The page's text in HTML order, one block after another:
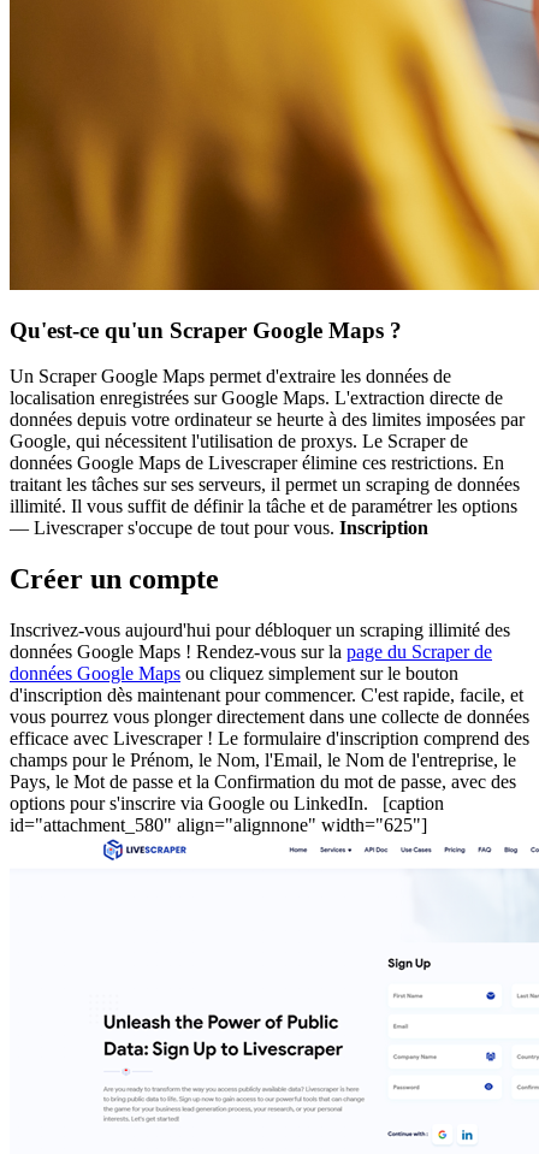
Qu'est-ce qu'un Scraper Google Maps ?
Un Scraper Google Maps permet d'extraire les données de
localisation enregistrées sur Google Maps. L'extraction directe de
données depuis votre ordinateur se heurte à des limites imposées par
Google, qui nécessitent l'utilisation de proxys. Le Scraper de
données Google Maps de Livescraper élimine ces restrictions. En
traitant les tâches sur ses serveurs, il permet un scraping de données
illimité. Il vous suffit de définir la tâche et de paramétrer les options
— Livescraper s'occupe de tout pour vous. Inscription
Créer un compte
Inscrivez-vous aujourd'hui pour débloquer un scraping illimité des
données Google Maps ! Rendez-vous sur la page du Scraper de
données Google Maps ou cliquez simplement sur le bouton
d'inscription dès maintenant pour commencer. C'est rapide, facile, et
vous pourrez vous plonger directement dans une collecte de données
efficace avec Livescraper ! Le formulaire d'inscription comprend des
champs pour le Prénom, le Nom, l'Email, le Nom de l'entreprise, le
Pays, le Mot de passe et la Confirmation du mot de passe, avec des
options pour s'inscrire via Google ou LinkedIn. [caption
id="attachment_580" align="alignnone" width="625"]